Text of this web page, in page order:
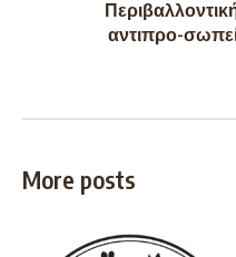
αντιπρο-
More posts